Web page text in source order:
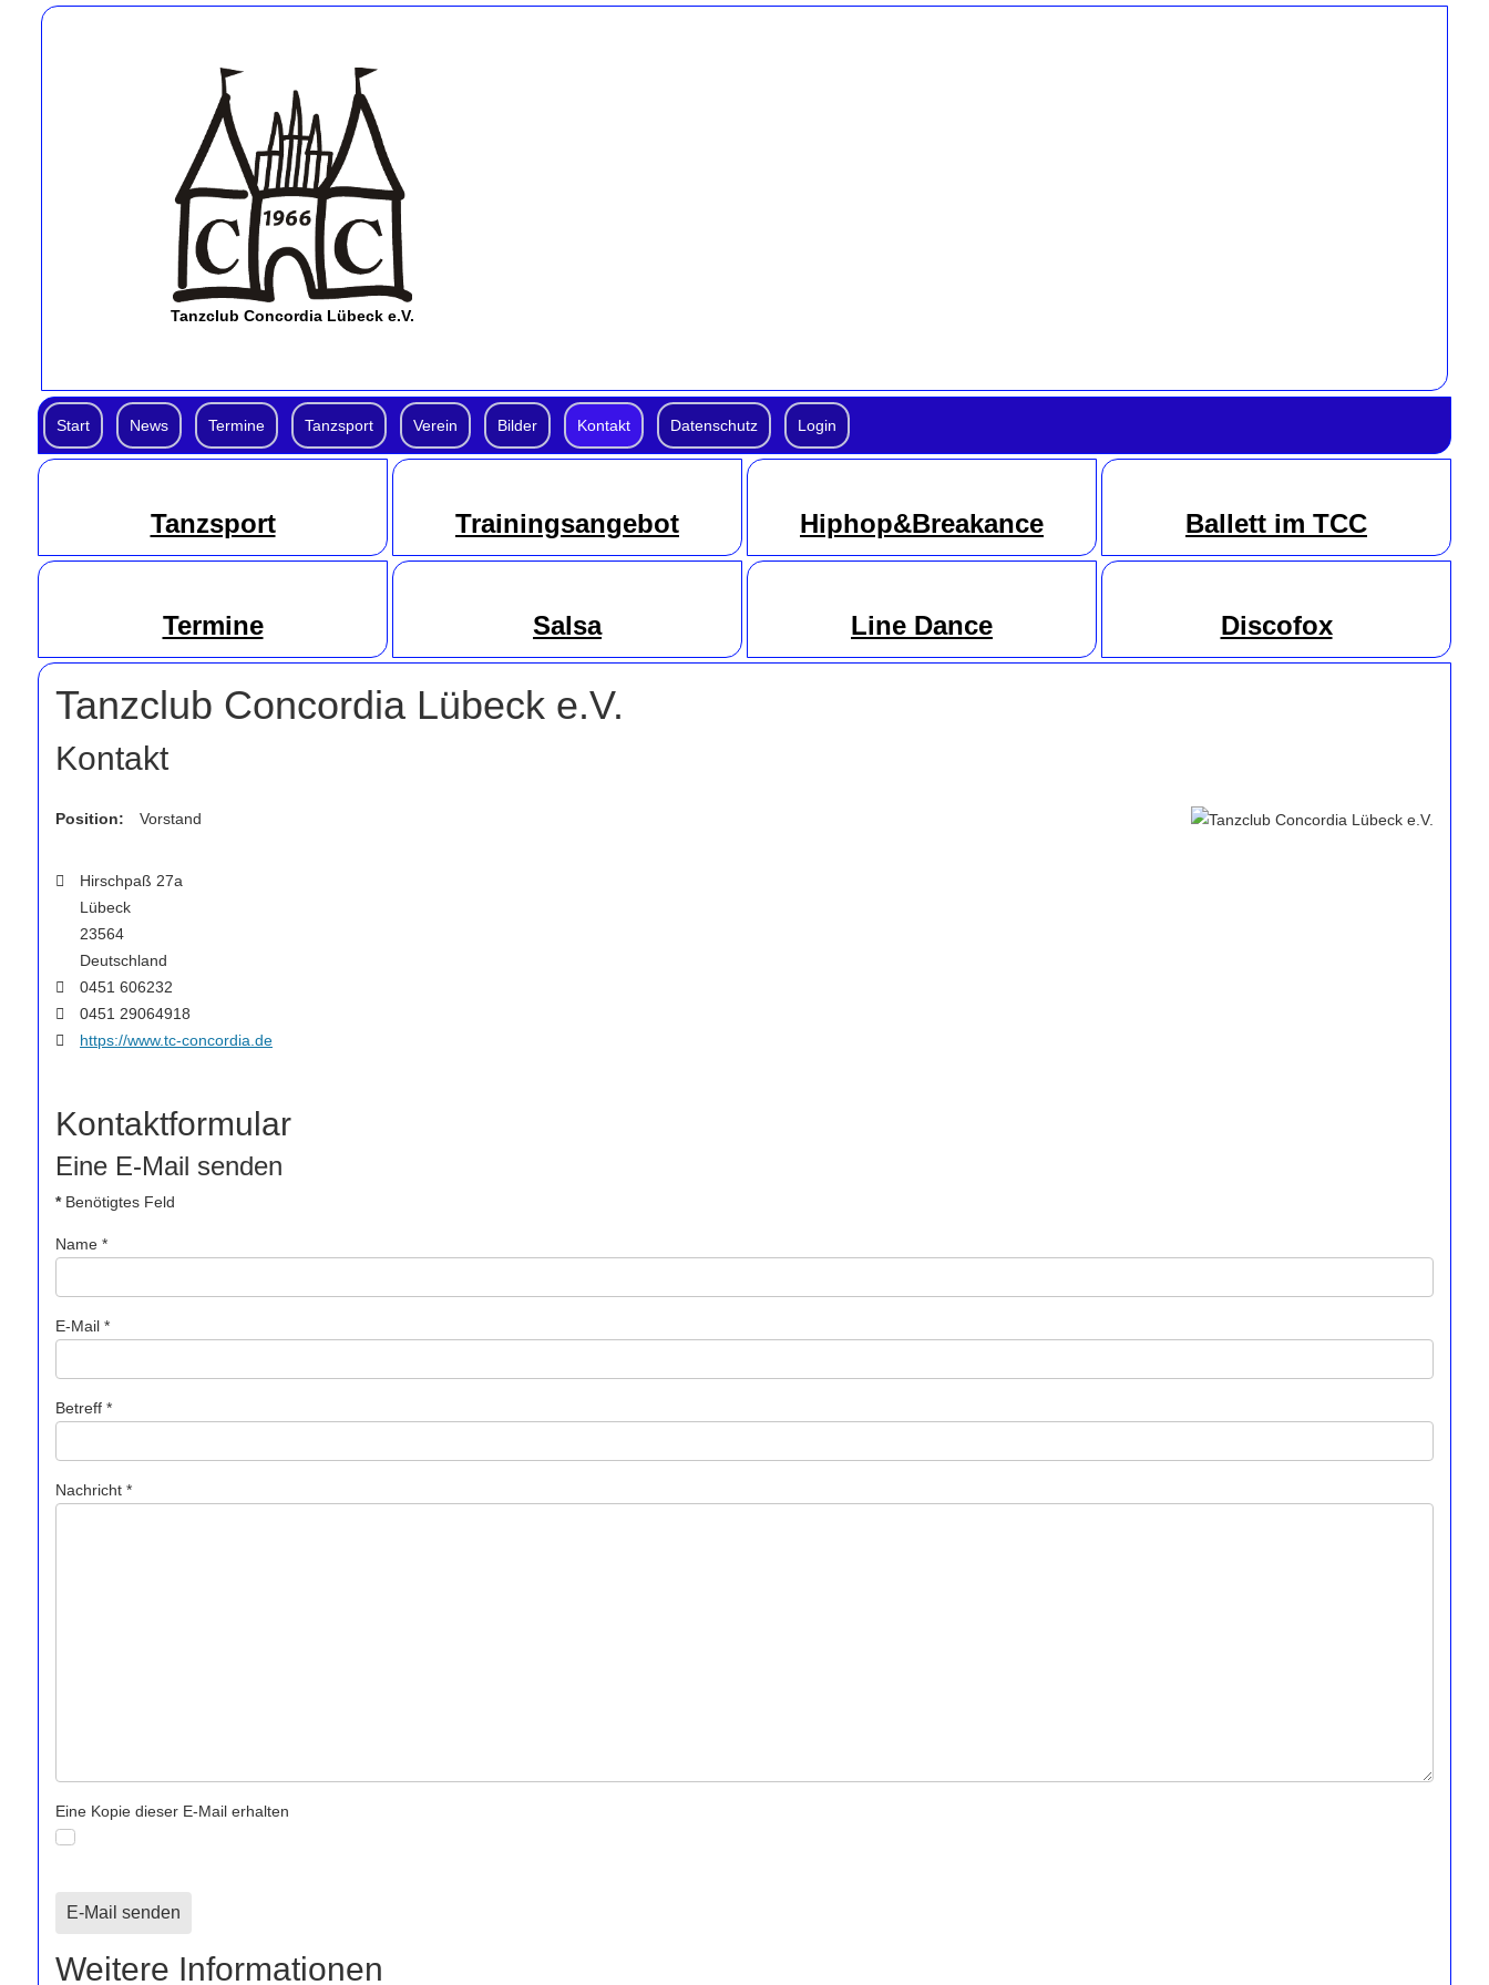
Tanzclub Concordia Lübeck e.V.
Start News Termine Tanzsport Verein Bilder Kontakt Datenschutz Login
Tanzsport Trainingsangebot Hiphop&Breakance Ballett im TCC
Termine Salsa Line Dance Discofox
Tanzclub Concordia Lübeck e.V.
Kontakt
Position: Vorstand
Adresse:
Hirschpaß 27a
Lübeck
23564
Deutschland
Telefon:
0451 606232
Fax:
0451 29064918
Website:
https://www.tc-concordia.de
Kontaktformular
Eine E-Mail senden
*Benötigtes Feld
Name *
E-Mail *
Betreff *
Nachricht *
Eine Kopie dieser E-Mail erhalten
Captcha*
E-Mail senden
Weitere Informationen